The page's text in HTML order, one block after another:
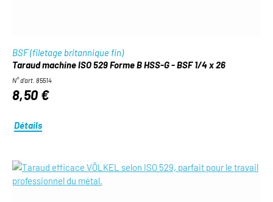
BSF (filetage britannique fin)
Taraud machine ISO 529 Forme B HSS-G - BSF 1/4 x 26
N° d'art. 85514
8,50 €
Détails